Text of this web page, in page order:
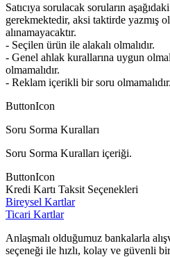
Satıcıya sorulacak soruların
gerekmektedir, aksi taktirde yazmış
alınamayacaktır.
- Seçilen ürün ile alakalı olmalıdır.
- Genel ahlak kurallarına uygun
olmamalıdır.
- Reklam içerikli bir soru olmamalıdır.
ButtonIcon
Soru Sorma Kuralları
Soru Sorma Kuralları içeriği.
ButtonIcon
Kredi Kartı Taksit Seçenekleri
Bireysel Kartlar
Ticari Kartlar
Anlaşmalı olduğumuz bankalarla
seçeneği ile hızlı, kolay ve güvenli